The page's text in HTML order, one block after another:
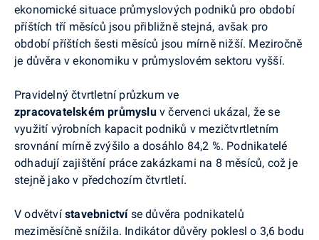
ekonomické situace průmyslových podniků pro období
příštích tří měsíců jsou přibližně stejná, avšak pro
období příštích šesti měsíců jsou mírně nižší. Meziročně
je důvěra v ekonomiku v průmyslovém sektoru vyšší.
Pravidelný čtvrtletní průzkum ve
zpracovatelském průmysluv červenci ukázal, že se
využití výrobních kapacit podniků v mezičtvrtletním
srovnání mírně zvýšilo a dosáhlo 84,2 %. Podnikatelé
odhadují zajištění práce zakázkami na 8 měsíců, což je
stejně jako v předchozím čtvrtletí.
V odvětvístavebnictví se důvěra podnikatelů
meziměsíčně snížila. Indikátor důvěry pokleslo 3,6 bodu